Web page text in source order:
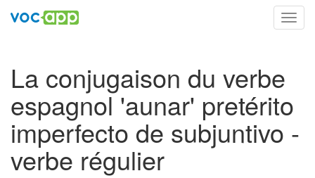
La conjugaison du verbe
espagnol 'aunar' pretérito
imperfecto de subjuntivo -
verbe régulier